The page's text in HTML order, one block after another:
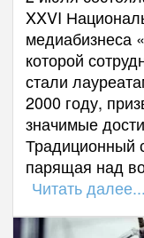
XXVI
медиабизнеса
которой
стали
2000 году,
значимые
Традиционный
парящая над
Читать далее...